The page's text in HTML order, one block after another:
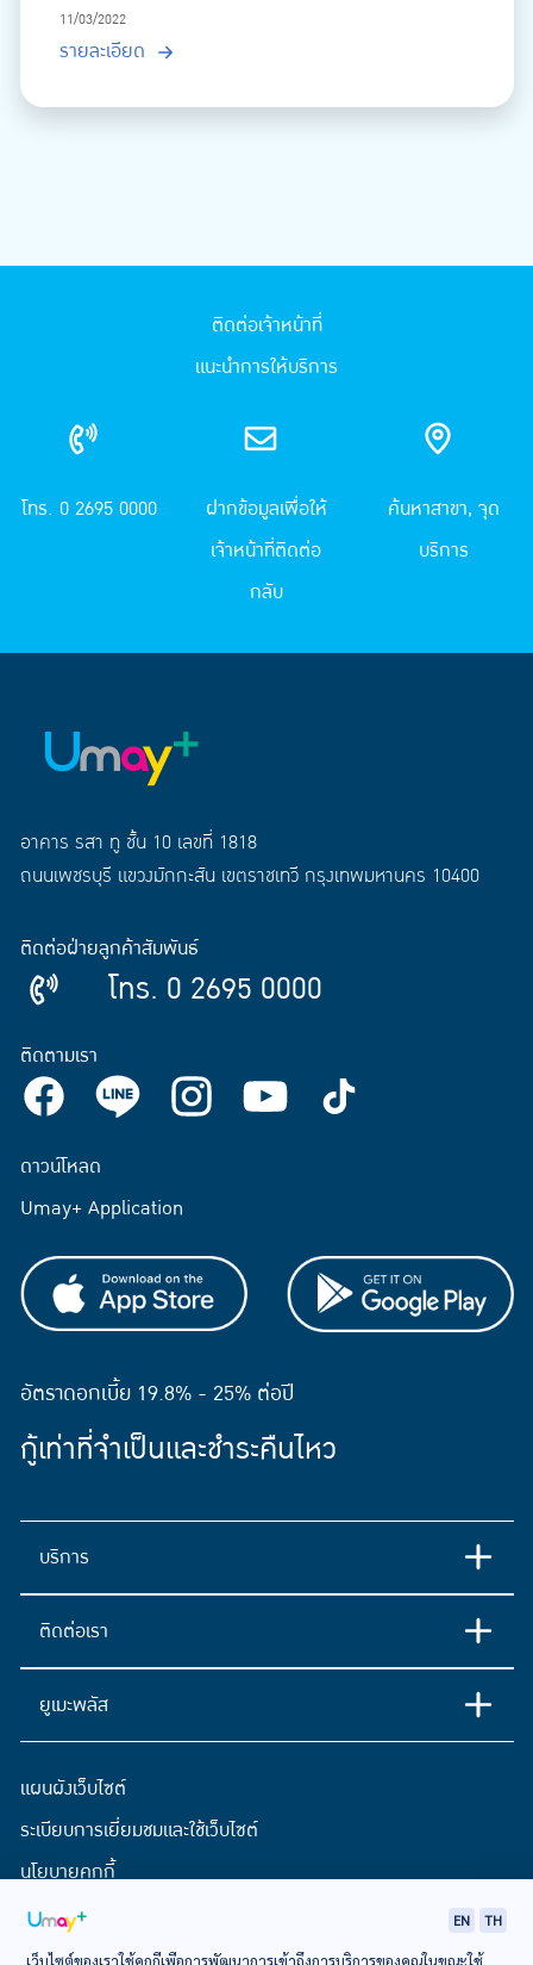
11/03/2022
รายละเอียด
ติดต่อเจ้าหน้าที่
แนะนำการให้บริการ
โทร. 0 2695 0000
ฝากข้อมูลเพื่อให้
เจ้าหน้าที่ติดต่อ
กลับ
ค้นหาสาขา, จุด
บริการ
อาคาร รสา ทู ชั้น 10 เลขที่ 1818
ถนนเพชรบุรี แขวงมักกะสัน เขตราชเทวี กรุงเทพมหานคร 10400
ติดต่อฝ่ายลูกค้าสัมพันธ์
โทร. 0 2695 0000
ติดตามเรา
ดาวน์โหลด
Umay+ Application
อัตราดอกเบี้ย 19.8% - 25% ต่อปี
กู้เท่าที่จำเป็นและชำระคืนไหว
บริการ
ติดต่อเรา
ยูเมะพลัส
แผนผังเว็บไซต์
ระเบียบการเยี่ยมชมและใช้เว็บไซต์
นโยบายคุกกี้
ประกาศการคุ้มครองข้อมูลส่วนบุคคล
EN TH